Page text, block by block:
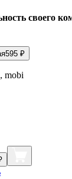
своего
595 ₽
mobi